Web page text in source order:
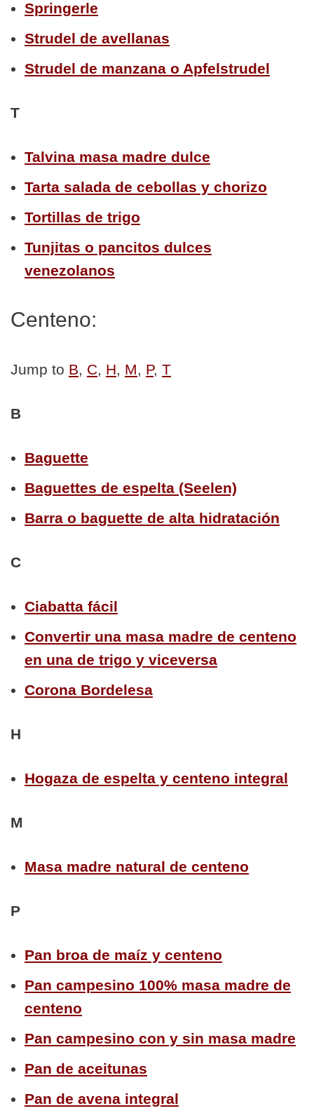
Springerle
Strudel de avellanas
Strudel de manzana o Apfelstrudel
T
Talvina masa madre dulce
Tarta salada de cebollas y chorizo
Tortillas de trigo
Tunjitas o pancitos dulces
venezolanos
Centeno:
Jump to B, C, H, M, P, T
B
Baguette
Baguettes de espelta (Seelen)
Barra o baguette de alta hidratación
C
Ciabatta fácil
Convertir una masa madre de centeno
en una de trigo y viceversa
Corona Bordelesa
H
Hogaza de espelta y centeno integral
M
Masa madre natural de centeno
P
Pan broa de maíz y centeno
Pan campesino 100% masa madre de
centeno
Pan campesino con y sin masa madre
Pan de aceitunas
Pan de avena integral